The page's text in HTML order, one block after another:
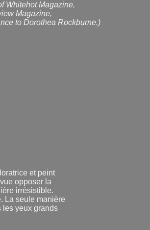
Whitehot Magazine,
Magazine,
to Dorothea Rockburne.)
et peint
opposer la
irrésistible.
La seule manière
les yeux grands